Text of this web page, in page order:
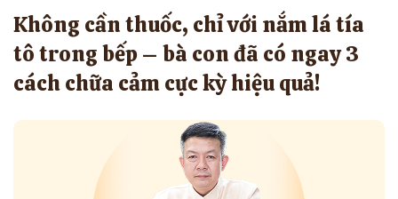
Không cần thuốc, chỉ với nắm lá tía
tô trong bếp – bà con đã có ngay 3
cách chữa cảm cực kỳ hiệu quả!